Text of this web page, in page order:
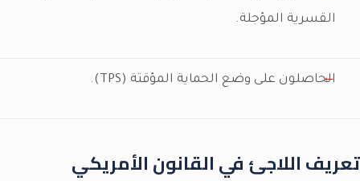
القسرية المؤجلة.
الحاصلون على وضع الحماية المؤقتة (TPS).
تعريف اللاجئ في القانون الأمريكي